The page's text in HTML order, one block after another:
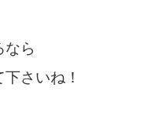
なら
さいね！